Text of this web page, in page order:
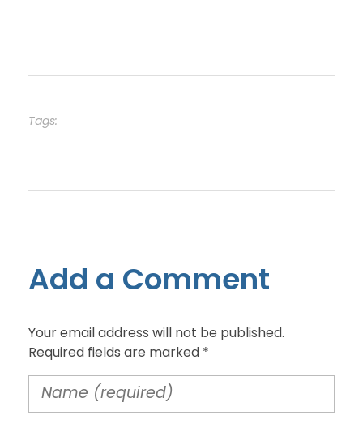
Tags:
Add a Comment
Your email address will not be published.
Required fields are marked *